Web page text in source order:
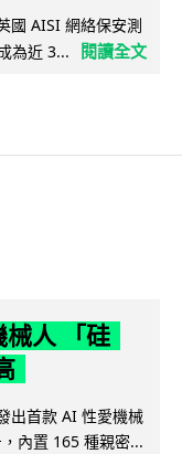
國 AISI 網絡保安測
為近 3...
閱讀全文
人 「硅
出首款 AI 性愛機械
內置 165 種親密...